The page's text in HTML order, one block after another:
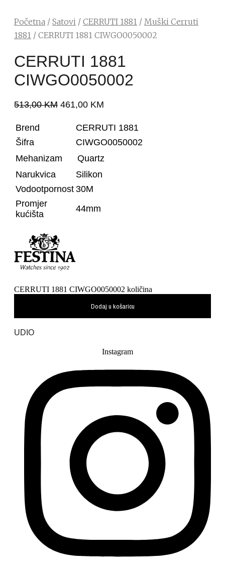
Početna / Satovi / CERRUTI 1881 / Muški Cerruti
1881 / CERRUTI 1881 CIWGO0050002
CERRUTI 1881
CIWGO0050002
513,00KM 461,00 KM
Brend
CERRUTI 1881
Šifra
CIWGO0050002
Mehanizam
Quartz
Narukvica
Silikon
Vodootpornost 30M
Promjer
kućišta
44mm
CERRUTI 1881 CIWGO0050002 količina
Dodaj u košaricu
UDIO
Instagram